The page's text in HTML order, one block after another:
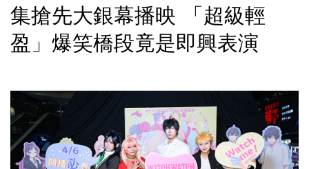
集搶先大銀幕播映 「超級輕
盈」爆笑橋段竟是即興表演